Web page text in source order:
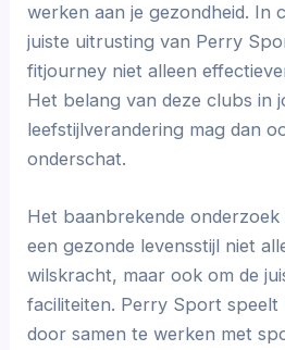
werken aan je gezondheid. In
juiste uitrusting van Perry
fitjourney niet alleen
Het belang van deze clubs in
leefstijlverandering mag dan
onderschat.
Het baanbrekende
een gezonde levensstijl niet
wilskracht, maar ook om de
faciliteiten. Perry Sport speelt
door samen te werken met